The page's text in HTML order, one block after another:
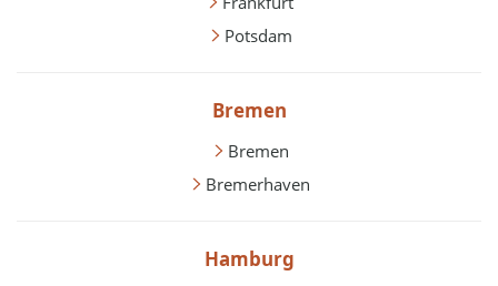
Potsdam
Bremen
Bremen
Bremerhaven
Hamburg